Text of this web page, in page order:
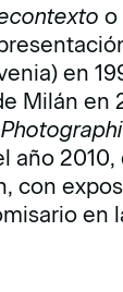
o
en
Milán
año
con
en